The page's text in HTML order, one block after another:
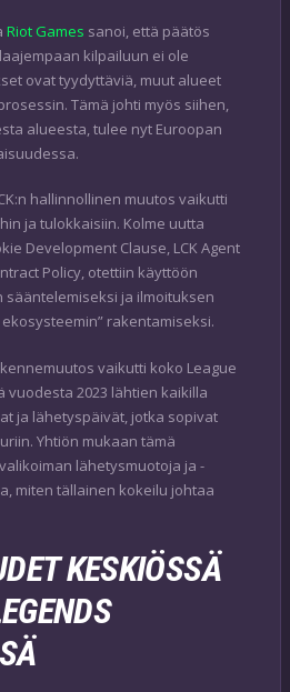
Riot Games sanoi, että päätös
kilpailuun ei ole
ovat tyydyttäviä, muut alueet
Tämä johti myös siihen,
alueesta, tulee nyt Euroopan
hallinnollinen muutos vaikutti
ja tulokkaisiin. Kolme uutta
Development Clause, LCK Agent
Policy, otettiin käyttöön
ja ilmoituksen
rakentamiseksi.
vaikutti koko League
vuodesta 2023 lähtien kaikilla
ja lähetyspäivät, jotka sopivat
Yhtiön mukaan tämä
lähetysmuotoja ja -
miten tällainen kokeilu johtaa
KESKIÖSSÄ